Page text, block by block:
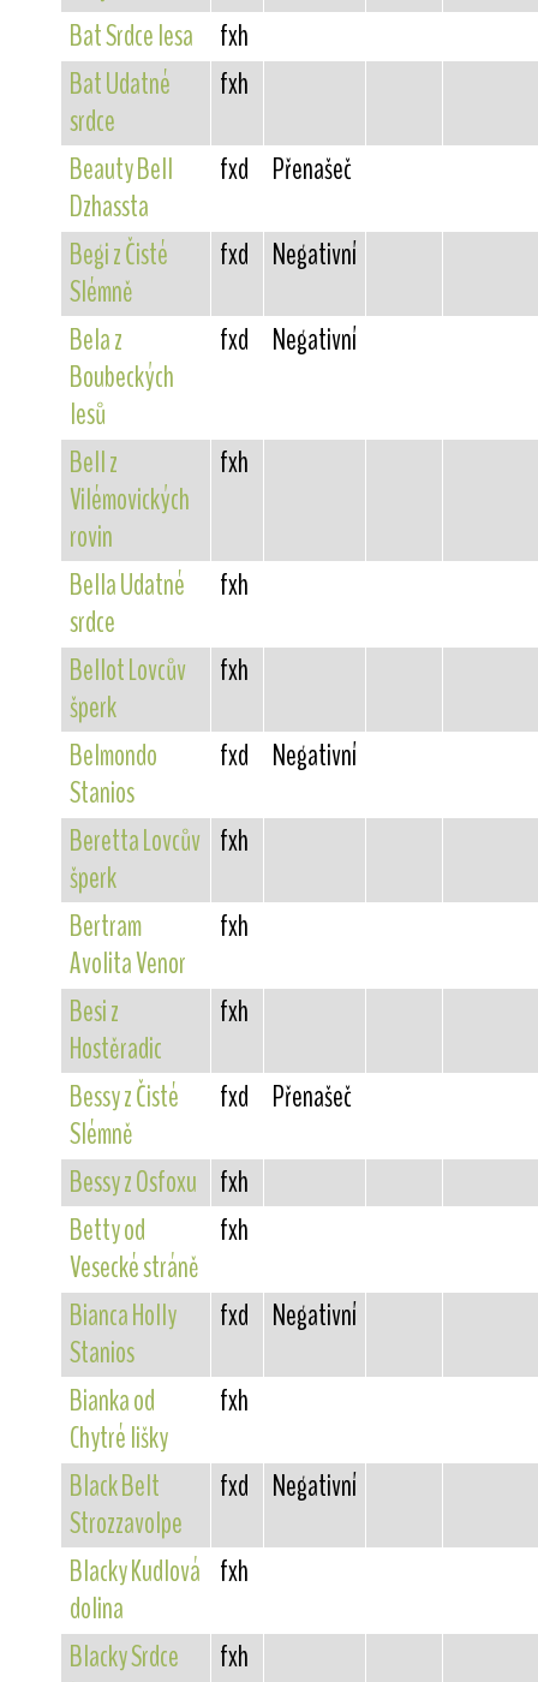
Bat Srdce lesa
fxh
Bat Udatné
srdce
fxh
Beauty Bell
Dzhassta
fxd Přenašeč
Begi z Čisté
Slémně
fxd Negativní
Bela z
Boubeckých
lesů
fxd Negativní
Bell z
Vilémovických
rovin
fxh
Bella Udatné
srdce
fxh
Bellot Lovcův
šperk
fxh
Belmondo
Stanios
fxd Negativní
Beretta Lovcův
šperk
fxh
Bertram
Avolita Venor
fxh
Besi z
Hostěradic
fxh
Bessy z Čisté
Slémně
fxd Přenašeč
Bessy z Osfoxu
fxh
Betty od
Vesecké stráně
fxh
Bianca Holly
Stanios
fxd Negativní
Bianka od
Chytré lišky
fxh
Black Belt
Strozzavolpe
fxd Negativní
Blacky Kudlová
dolina
fxh
Blacky Srdce
fxh